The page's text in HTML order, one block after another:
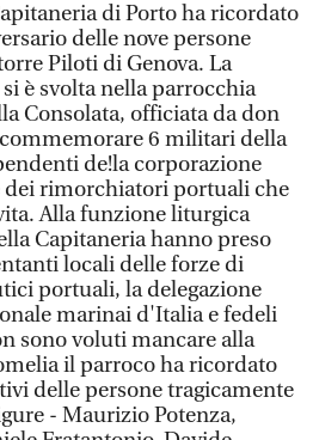
di Porto ha ricordato
delle nove persone
Piloti di Genova. La
è svolta nella parrocchia
Consolata, officiata da don
6 militari della
de!la corporazione
rimorchiatori portuali che
Alla funzione liturgica
Capitaneria hanno preso
locali delle forze di
portuali, la delegazione
marinai d'Italia e fedeli
sono voluti mancare alla
il parroco ha ricordato
delle persone tragicamente
- Maurizio Potenza,